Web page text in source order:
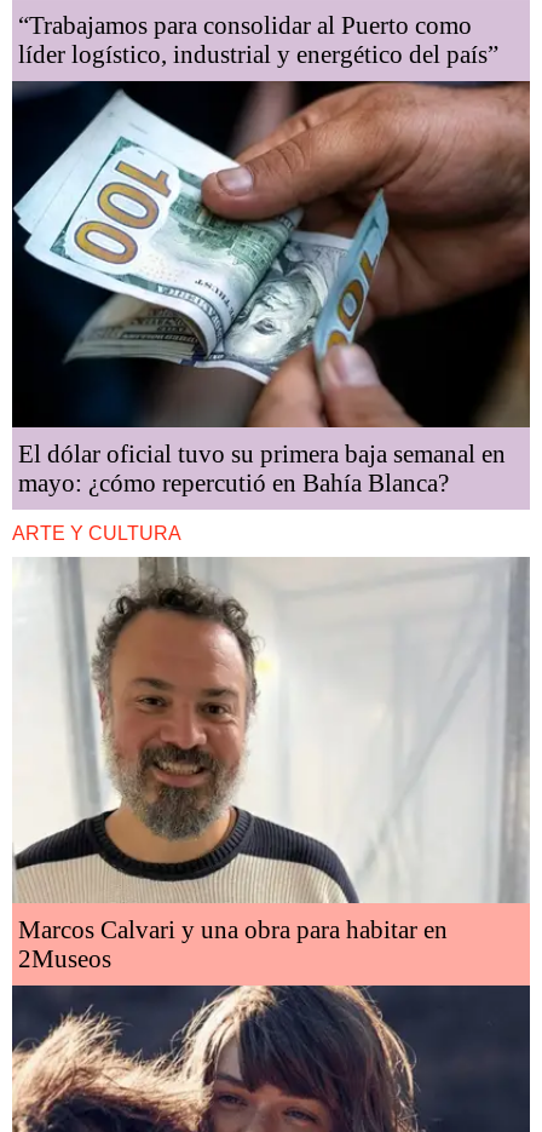
“Trabajamos para consolidar al Puerto como
líder logístico, industrial y energético del país”
El dólar oficial tuvo su primera baja semanal en
mayo: ¿cómo repercutió en Bahía Blanca?
ARTE Y CULTURA
Marcos Calvari y una obra para habitar en
2Museos